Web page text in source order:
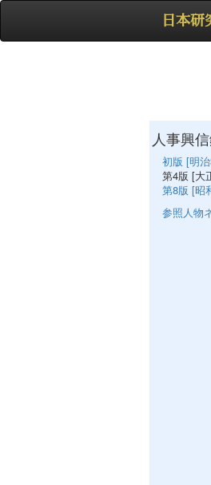
日本研
人事興
初版 [明
第4版 [大
第8版 [昭
参照人物